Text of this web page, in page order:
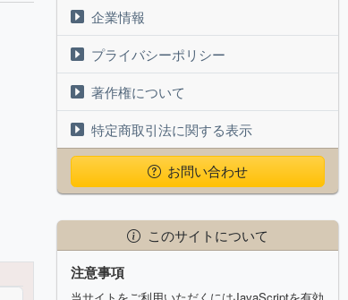
企業情報
プライバシーポリシー
著作権について
特定商取引法に関する表示
お問い合わせ
このサイトについて
注意事項